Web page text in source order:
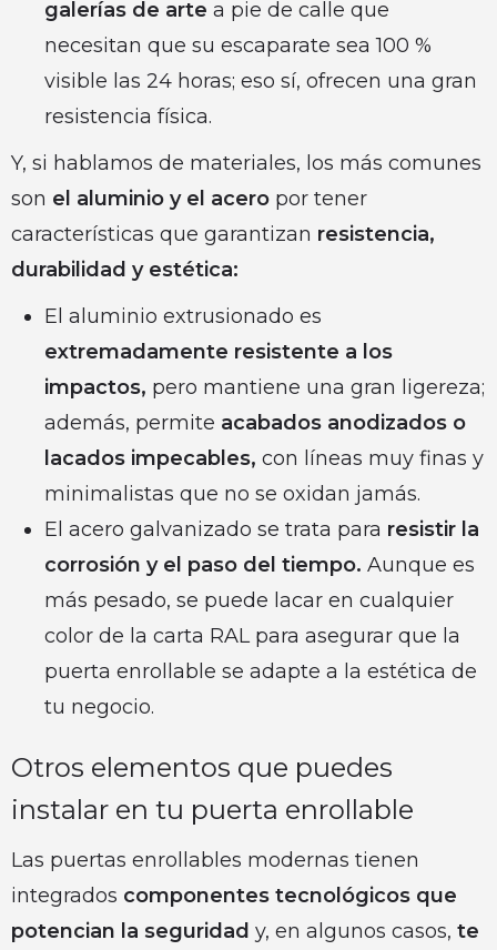
galerías de arte a pie de calle que
necesitan que su escaparate sea 100 %
visible las 24 horas; eso sí, ofrecen una gran
resistencia física.
Y, si hablamos de materiales, los más comunes
son el aluminio y el acero por tener
características que garantizan resistencia,
durabilidad y estética:
El aluminio extrusionado es
extremadamente resistente a los
impactos, pero mantiene una gran ligereza;
además, permite acabados anodizados o
lacados impecables, con líneas muy finas y
minimalistas que no se oxidan jamás.
El acero galvanizado se trata para resistir la
corrosión y el paso del tiempo. Aunque es
más pesado, se puede lacar en cualquier
color de la carta RAL para asegurar que la
puerta enrollable se adapte a la estética de
tu negocio.
Otros elementos que puedes
instalar en tu puerta enrollable
Las puertas enrollables modernas tienen
integrados componentes tecnológicos que
potencian la seguridad y, en algunos casos, te